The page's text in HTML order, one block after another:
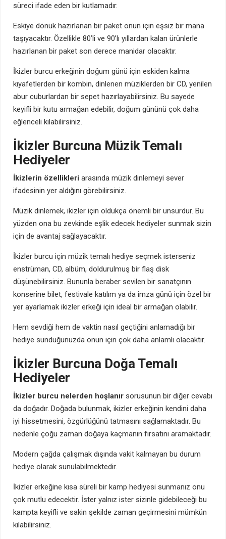
süreci ifade eden bir kutlamadır.
Eskiye dönük hazırlanan bir paket onun için eşsiz bir mana
taşıyacaktır. Özellikle 80’li ve 90’lı yıllardan kalan ürünlerle
hazırlanan bir paket son derece manidar olacaktır.
İkizler burcu erkeğinin doğum günü için eskiden kalma
kıyafetlerden bir kombin, dinlenen müziklerden bir CD, yenilen
abur cuburlardan bir sepet hazırlayabilirsiniz. Bu sayede
keyifli bir kutu armağan edebilir, doğum gününü çok daha
eğlenceli kılabilirsiniz.
İkizler Burcuna Müzik Temalı
Hediyeler
İkizlerin özellikleri arasında müzik dinlemeyi sever
ifadesinin yer aldığını görebilirsiniz.
Müzik dinlemek, ikizler için oldukça önemli bir unsurdur. Bu
yüzden ona bu zevkinde eşlik edecek hediyeler sunmak sizin
için de avantaj sağlayacaktır.
İkizler burcu için müzik temalı hediye seçmek isterseniz
enstrüman, CD, albüm, doldurulmuş bir flaş disk
düşünebilirsiniz. Bununla beraber sevilen bir sanatçının
konserine bilet, festivale katılım ya da imza günü için özel bir
yer ayarlamak ikizler erkeği için ideal bir armağan olabilir.
Hem sevdiği hem de vaktin nasıl geçtiğini anlamadığı bir
hediye sunduğunuzda onun için çok daha anlamlı olacaktır.
İkizler Burcuna Doğa Temalı
Hediyeler
İkizler burcu nelerden hoşlanır sorusunun bir diğer cevabı
da doğadır. Doğada bulunmak, ikizler erkeğinin kendini daha
iyi hissetmesini, özgürlüğünü tatmasını sağlamaktadır. Bu
nedenle çoğu zaman doğaya kaçmanın fırsatını aramaktadır.
Modern çağda çalışmak dışında vakit kalmayan bu durum
hediye olarak sunulabilmektedir.
İkizler erkeğine kısa süreli bir kamp hediyesi sunmanız onu
çok mutlu edecektir. İster yalnız ister sizinle gidebileceği bu
kampta keyifli ve sakin şekilde zaman geçirmesini mümkün
kılabilirsiniz.